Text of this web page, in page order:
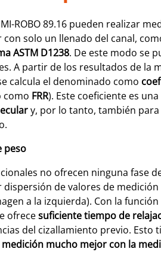
ROBO 89.16 pueden realizar
solo un llenado del canal,
ASTM D1238. De este modo se
A partir de los resultados de la
calcula el denominado como
como FRR). Este coeficiente es
y, por lo tanto, también para
peso
no ofrecen ninguna fase
de valores de
a la izquierda). Con la
ofrecesuficiente tiempo de
del cizallamiento previo. Esto
mucho mejor con la